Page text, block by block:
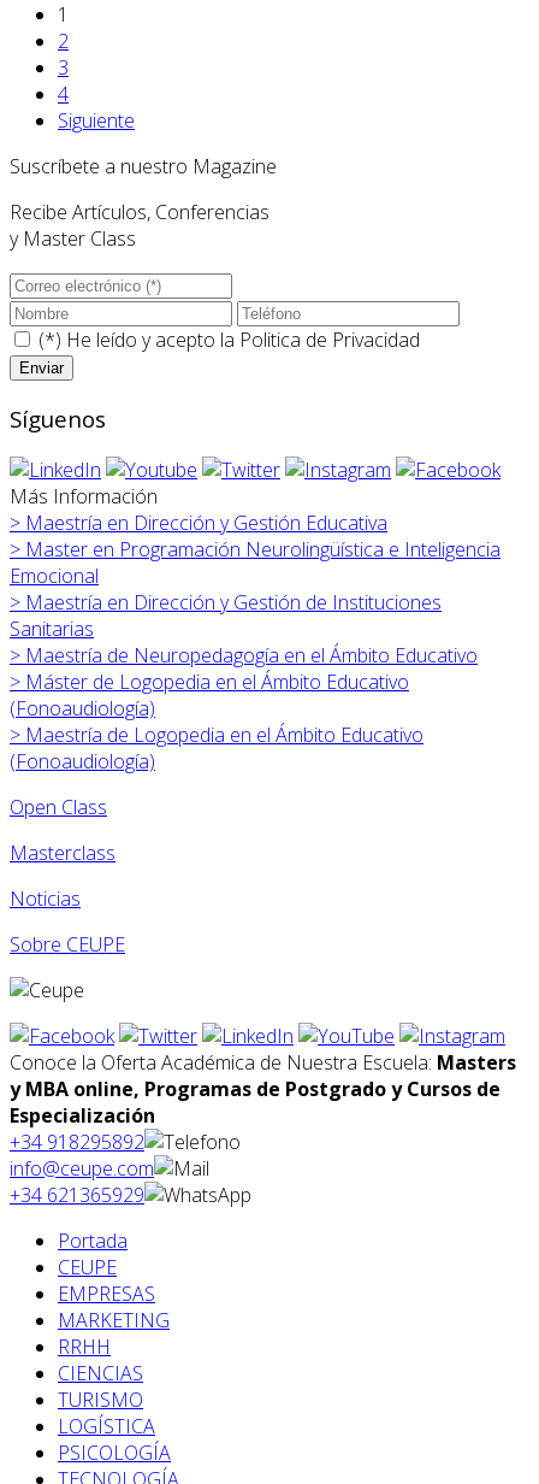
1
2
3
4
Siguiente
Suscríbete a nuestro Magazine
Recibe Artículos, Conferencias
y Master Class
(*) He leído y acepto la Politica de Privacidad
Síguenos
Más Información
> Maestría en Dirección y Gestión Educativa
> Master en Programación Neurolingüística e Inteligencia
Emocional
> Maestría en Dirección y Gestión de Instituciones
Sanitarias
> Maestría de Neuropedagogía en el Ámbito Educativo
> Máster de Logopedia en el Ámbito Educativo
(Fonoaudiología)
> Maestría de Logopedia en el Ámbito Educativo
(Fonoaudiología)
Open Class
Masterclass
Noticias
Sobre CEUPE
Conoce la Oferta Académica de Nuestra Escuela: Masters
y MBA online, Programas de Postgrado y Cursos de
Especialización
+34 918295892
info@ceupe.com
+34 621365929
Portada
CEUPE
EMPRESAS
MARKETING
RRHH
CIENCIAS
TURISMO
LOGÍSTICA
PSICOLOGÍA